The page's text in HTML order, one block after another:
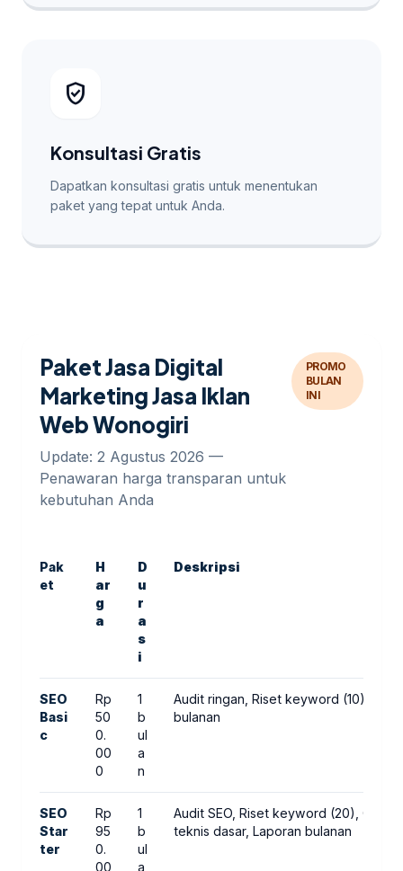
verified_user
Konsultasi Gratis
Dapatkan konsultasi gratis untuk menentukan
paket yang tepat untuk Anda.
Paket Jasa Digital
Marketing Jasa Iklan
Web Wonogiri
Update: 2 Agustus 2026 —
Penawaran harga transparan untuk
kebutuhan Anda
PROMO
BULAN
INI
Pak
et
H
ar
g
a
D
u
r
a
s
i
Deskripsi
SEO
Basi
c
Rp
50
0.
00
0
1
b
ul
a
n
Audit ringan, Riset keyword (10),
bulanan
SEO
Star
ter
Rp
95
0.
00
1
b
ul
a
Audit SEO, Riset keyword (20),
teknis dasar, Laporan bulanan